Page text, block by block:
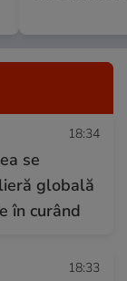
18:34
se
globală
în curând
18:33